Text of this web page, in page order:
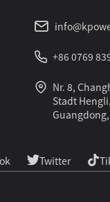
+86 0769
Nr. 8,
Stadt
Twitter